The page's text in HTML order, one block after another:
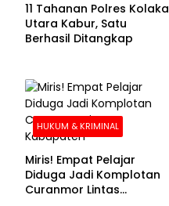
11 Tahanan Polres Kolaka
Utara Kabur, Satu
Berhasil Ditangkap
HUKUM & KRIMINAL
Miris! Empat Pelajar
Diduga Jadi Komplotan
Curanmor Lintas